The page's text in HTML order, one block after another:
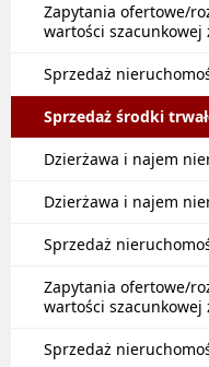
Zapytania ofertowe/
wartości szacunkowej
Sprzedaż
Sprzedaż środki
Dzierżawa i najem
Dzierżawa i najem
Sprzedaż
Zapytania ofertowe/
wartości szacunkowej
Sprzedaż